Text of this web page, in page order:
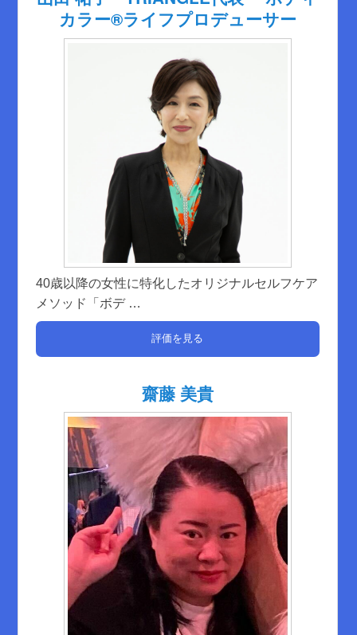
カラー®️ライフプロデューサー
40歳以降の女性に特化したオリジナルセルフケア
メソッド「ボデ …
評価を見る
齋藤 美貴